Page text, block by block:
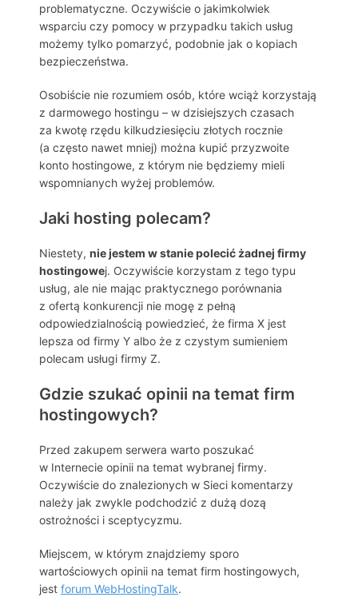
problematyczne. Oczywiście o jakimkolwiek
wsparciu czy pomocy w przypadku takich usług
możemy tylko pomarzyć, podobnie jak o kopiach
bezpieczeństwa.
Osobiście nie rozumiem osób, które wciąż korzystają
z darmowego hostingu – w dzisiejszych czasach
za kwotę rzędu kilkudziesięciu złotych rocznie
(a często nawet mniej) można kupić przyzwoite
konto hostingowe, z którym nie będziemy mieli
wspomnianych wyżej problemów.
Jaki hosting polecam?
Niestety, nie jestem w stanie polecić żadnej firmy
hostingowej. Oczywiście korzystam z tego typu
usług, ale nie mając praktycznego porównania
z ofertą konkurencji nie mogę z pełną
odpowiedzialnością powiedzieć, że firma X jest
lepsza od firmy Y albo że z czystym sumieniem
polecam usługi firmy Z.
Gdzie szukać opinii na temat firm
hostingowych?
Przed zakupem serwera warto poszukać
w Internecie opinii na temat wybranej firmy.
Oczywiście do znalezionych w Sieci komentarzy
należy jak zwykle podchodzić z dużą dozą
ostrożności i sceptycyzmu.
Miejscem, w którym znajdziemy sporo
wartościowych opinii na temat firm hostingowych,
jest forum WebHostingTalk.